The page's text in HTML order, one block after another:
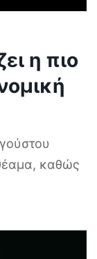
η πιο
καθώς